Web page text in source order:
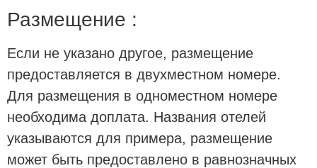
Размещение :
Если не указано другое, размещение
предоставляется в двухместном номере.
Для размещения в одноместном номере
необходима доплата. Названия отелей
указываются для примера, размещение
может быть предоставлено в равнозначных